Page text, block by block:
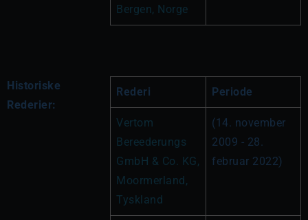
Bergen, Norge
Historiske
Rederier:
Rederi Periode
Vertom
Bereederungs
GmbH & Co. KG,
Moormerland,
Tyskland
(14. november
2009 - 28.
februar 2022)